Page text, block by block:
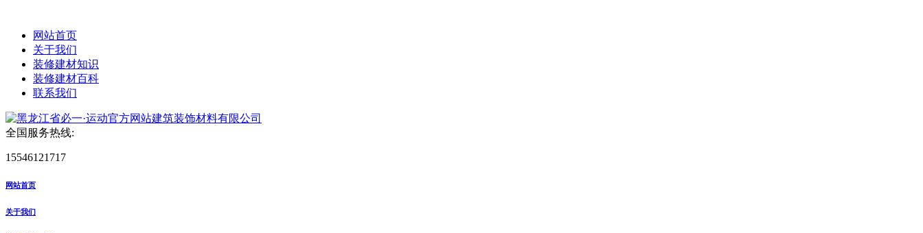
网站首页
关于我们
装修建材知识
装修建材百科
联系我们
全国服务热线:
15546121717
网站首页
关于我们